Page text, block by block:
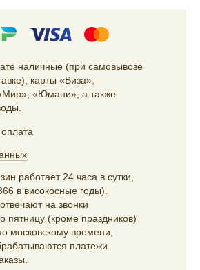
наличные (при самовывозе
карты «Виза»,
«Юмани», а также
оплата
работает 24 часа в сутки,
в високосные годы).
на звонки
пятницу (кроме праздников)
московскому времени,
платежи